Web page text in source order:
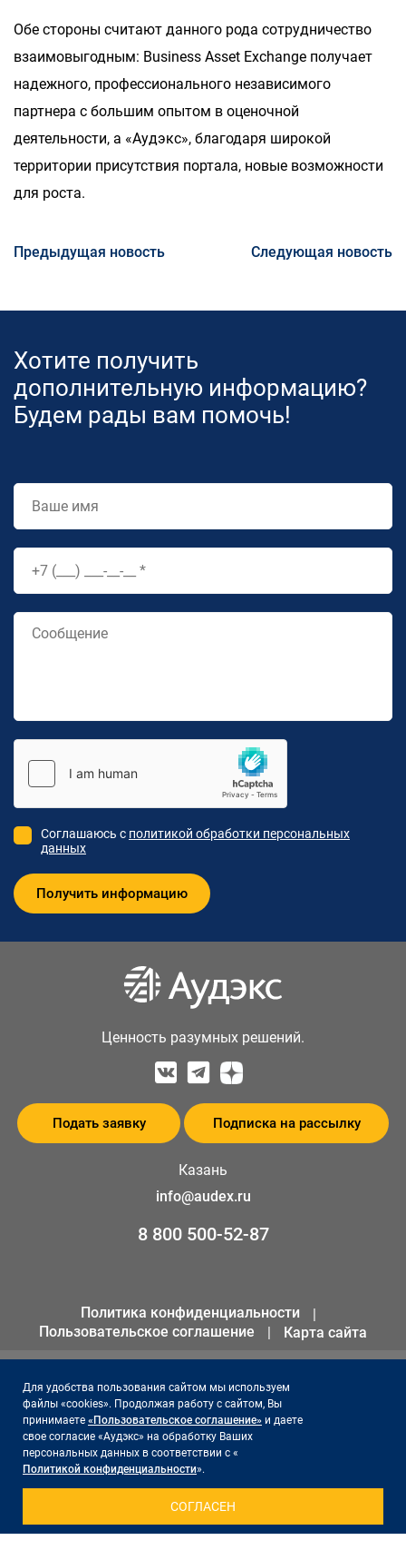
Обе стороны считают данного рода сотрудничество
взаимовыгодным: Business Asset Exchange получает
надежного, профессионального независимого
партнера с большим опытом в оценочной
деятельности, а «Аудэкс», благодаря широкой
территории присутствия портала, новые возможности
для роста.
Предыдущая новость Следующая новость
Хотите получить
дополнительную информацию?
Будем рады вам помочь!
Соглашаюсь с политикой обработки персональных
данных
Ценность разумных решений.
Подать заявку Подписка на рассылку
Казань
info@audex.ru
8 800 500-52-87
Политика конфиденциальности
Пользовательское соглашение
Карта сайта
ИНН 1655301258
ОГРН 1141690066561
Сайт поддерживает и продвигает -
Для удобства пользования сайтом мы используем
файлы «cookies». Продолжая работу с сайтом, Вы
принимаете «Пользовательское соглашение» и даете
свое согласие «Аудэкс» на обработку Ваших
персональных данных в соответствии с «
Политикой конфиденциальности».
СОГЛАСЕН